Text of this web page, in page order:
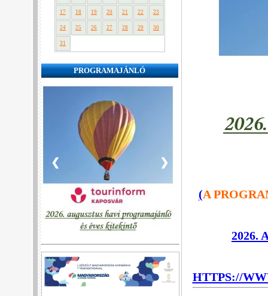
17 18 19 20 21 22 23
24 25 26 27 28 29 30
31
PROGRAMAJÁNLÓ
❮ ❯
(A
2026.
HTTPS://